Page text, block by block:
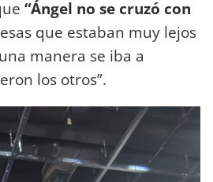
“Ángel no se cruzó con
que estaban muy lejos
manera se iba a
los otros”.